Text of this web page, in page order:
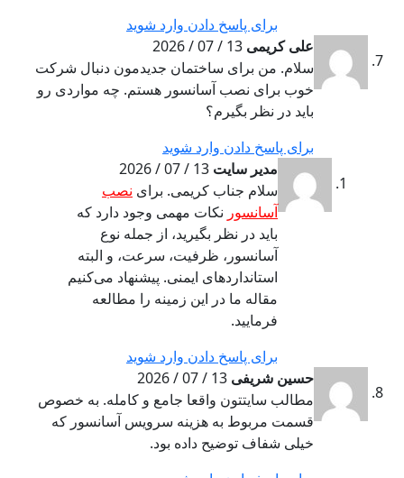
برای پاسخ دادن وارد شوید
علی کریمی 13 / 07 / 2026
سلام. من برای ساختمان جدیدمون دنبال شرکت
خوب برای نصب آسانسور هستم. چه مواردی رو
باید در نظر بگیرم؟
برای پاسخ دادن وارد شوید
مدیر سایت 13 / 07 / 2026
سلام جناب کریمی. برای نصب
آسانسور نکات مهمی وجود دارد که
باید در نظر بگیرید، از جمله نوع
آسانسور، ظرفیت، سرعت، و البته
استانداردهای ایمنی. پیشنهاد می‌کنیم
مقاله ما در این زمینه را مطالعه
فرمایید.
برای پاسخ دادن وارد شوید
حسین شریفی 13 / 07 / 2026
مطالب سایتتون واقعا جامع و کامله. به خصوص
قسمت مربوط به هزینه سرویس آسانسور که
خیلی شفاف توضیح داده بود.